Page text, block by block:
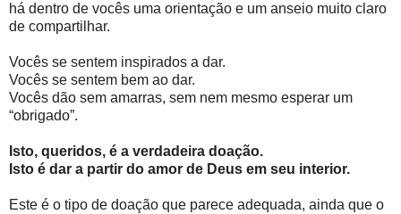
há dentro de vocês uma orientação e um anseio muito claro
de compartilhar.
Vocês se sentem inspirados a dar.
Vocês se sentem bem ao dar.
Vocês dão sem amarras, sem nem mesmo esperar um
“obrigado”.
Isto, queridos, é a verdadeira doação.
Isto é dar a partir do amor de Deus em seu interior.
Este é o tipo de doação que parece adequada, ainda que o